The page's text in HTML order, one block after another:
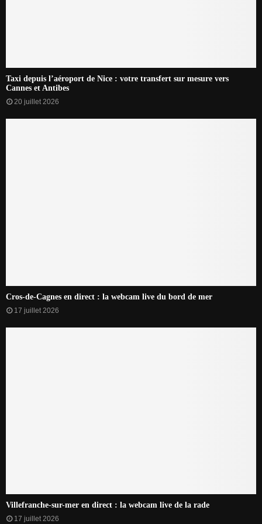
Taxi depuis l’aéroport de Nice : votre transfert sur mesure vers
Cannes et Antibes
20 juillet 2026
Cros-de-Cagnes en direct : la webcam live du bord de mer
17 juillet 2026
Villefranche-sur-mer en direct : la webcam live de la rade
17 juillet 2026